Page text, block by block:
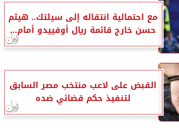
مع احتمالية انتقاله إلى سيلتك.. هيثم
حسن خارج قائمة ريال أوفييدو أمام...
القبض على لاعب منتخب مصر السابق
لتنفيذ حكم قضائي ضده